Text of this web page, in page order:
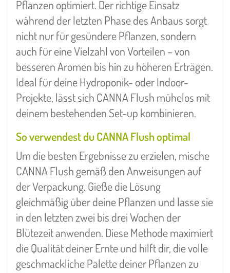
Pflanzen optimiert. Der richtige Einsatz
während der letzten Phase des Anbaus sorgt
nicht nur für gesündere Pflanzen, sondern
auch für eine Vielzahl von Vorteilen – von
besseren Aromen bis hin zu höheren Erträgen.
Ideal für deine Hydroponik- oder Indoor-
Projekte, lässt sich CANNA Flush mühelos mit
deinem bestehenden Set-up kombinieren.
So verwendest du CANNA Flush optimal
Um die besten Ergebnisse zu erzielen, mische
CANNA Flush gemäß den Anweisungen auf
der Verpackung. Gieße die Lösung
gleichmäßig über deine Pflanzen und lasse sie
in den letzten zwei bis drei Wochen der
Blütezeit anwenden. Diese Methode maximiert
die Qualität deiner Ernte und hilft dir, die volle
geschmackliche Palette deiner Pflanzen zu